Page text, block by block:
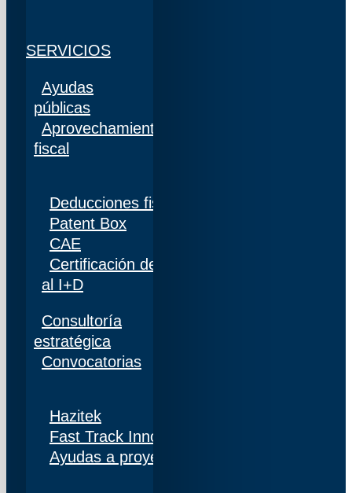
SERVICIOS
Ayudas
públicas
Aprovechamiento
fiscal
Deducciones fiscales
Patent Box
CAE
Certificación de personal adscrito al 100%
al I+D
Consultoría
estratégica
Convocatorias
Hazitek
Fast Track Innobideak
Ayudas a proyectos de I+D+i en Navarra